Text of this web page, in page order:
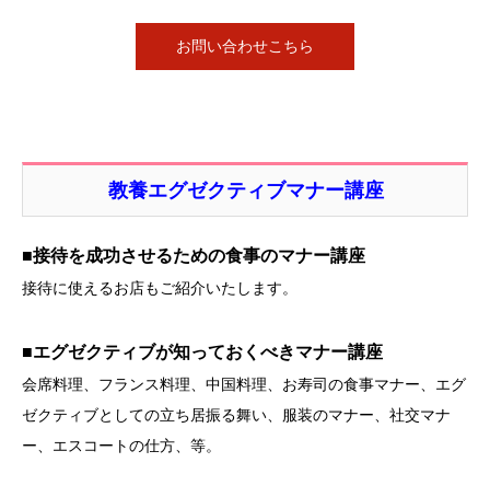
お問い合わせこちら
教養エグゼクティブマナー講座
■接待を成功させるための食事のマナー講座
接待に使えるお店もご紹介いたします。
■エグゼクティブが知っておくべきマナー講座
会席料理、フランス料理、中国料理、お寿司の食事マナー、エグ
ゼクティブとしての立ち居振る舞い、服装のマナー、社交マナ
ー、エスコートの仕方、等。